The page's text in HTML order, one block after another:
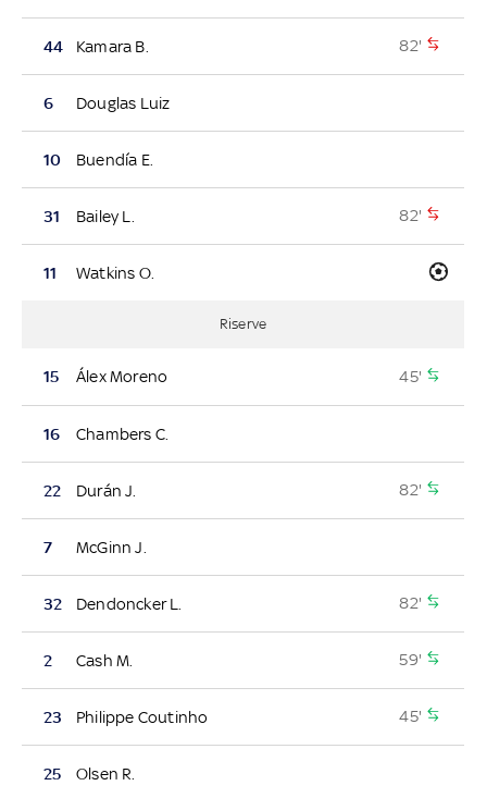
44 Kamara B. 82'
6 Douglas Luiz
10 Buendía E.
31 Bailey L. 82'
11 Watkins O.
Riserve
15 Álex Moreno 45'
16 Chambers C.
22 Durán J. 82'
7 McGinn J.
32 Dendoncker L. 82'
2 Cash M. 59'
23 Philippe Coutinho 45'
25 Olsen R.